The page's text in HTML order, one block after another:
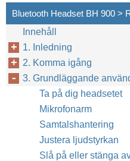
Bluetooth Headset BH 900 >
Innehåll
1. Inledning
2. Komma igång
3. Grundläggande
Ta på dig headsetet
Mikrofonarm
Samtalshantering
Justera ljudstyrkan
Slå på eller stänga